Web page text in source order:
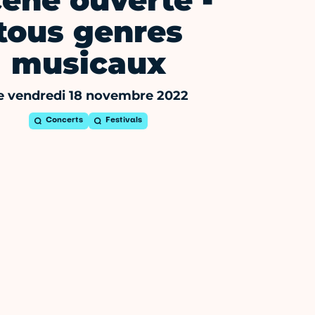
genres
musicaux
vendredi 18 novembre 2022
Concerts Festivals